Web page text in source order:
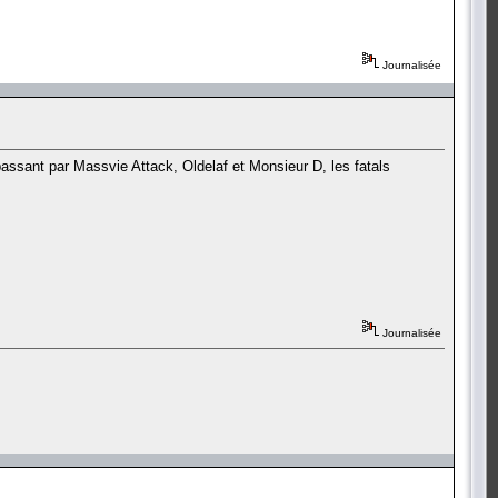
Journalisée
par Massvie Attack, Oldelaf et Monsieur D, les fatals
Journalisée